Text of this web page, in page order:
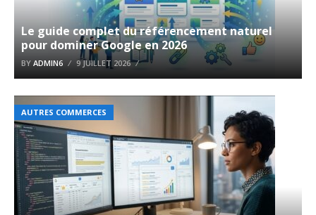
Le guide complet du référencement naturel
pour dominer Google en 2026
BY ADMIN6 9 JUILLET 2026
AUTRES COMMERCES